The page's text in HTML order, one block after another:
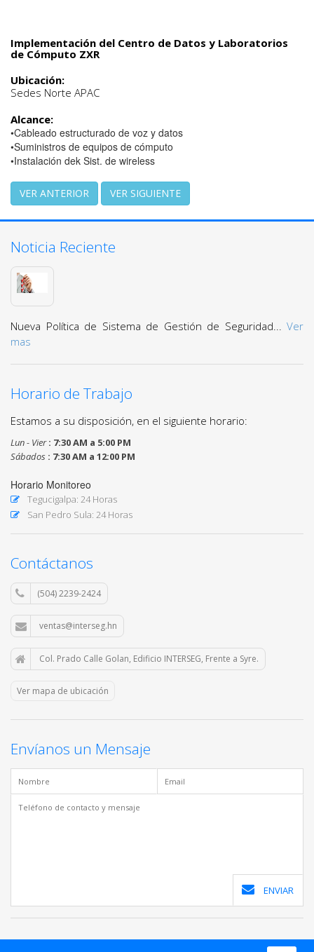
Implementación del Centro de Datos y Laboratorios
de Cómputo ZXR
Ubicación:
Sedes Norte APAC
Alcance:
•Cableado estructurado de voz y datos
•Suministros de equipos de cómputo
•Instalación dek Sist. de wireless
VER ANTERIOR VER SIGUIENTE
Noticia Reciente
Nueva Política de Sistema de Gestión de Seguridad... Ver
mas
Horario de Trabajo
Estamos a su disposición, en el siguiente horario:
Lun - Vier: 7:30 AM a 5:00 PM
Sábados : 7:30 AM a 12:00 PM
Horario Monitoreo
Tegucigalpa: 24 Horas
San Pedro Sula: 24 Horas
Contáctanos
(504) 2239-2424
ventas@interseg.hn
Col. Prado Calle Golan, Edificio INTERSEG, Frente a Syre.
Ver mapa de ubicación
Envíanos un Mensaje
ENVIAR